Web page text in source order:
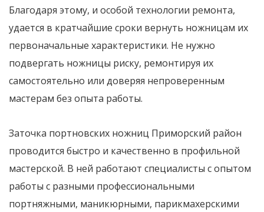
Благодаря этому, и особой технологии ремонта,
удается в кратчайшие сроки вернуть ножницам их
первоначальные характеристики. Не нужно
подвергать ножницы риску, ремонтируя их
самостоятельно или доверяя непроверенным
мастерам без опыта работы.
Заточка портновских ножниц Приморский район
проводится быстро и качественно в профильной
мастерской. В ней работают специалисты с опытом
работы с разными профессиональными
портняжными, маникюрными, парикмахерскими